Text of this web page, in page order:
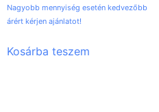
Nagyobb mennyiség esetén kedvezőbb
árért kérjen ajánlatot!
Kosárba teszem